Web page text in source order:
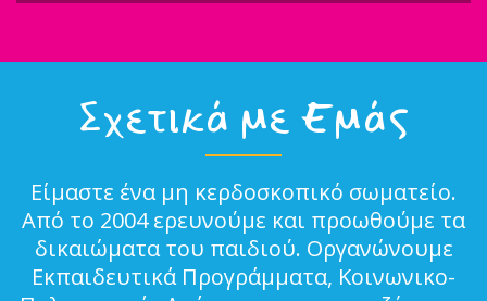
Σχετικά με Εμάς
Είμαστε ένα μη κερδοσκοπικό σωματείο.
Από το 2004 ερευνούμε και προωθούμε τα
δικαιώματα του παιδιού. Οργανώνουμε
Εκπαιδευτικά Προγράμματα, Κοινωνικο-